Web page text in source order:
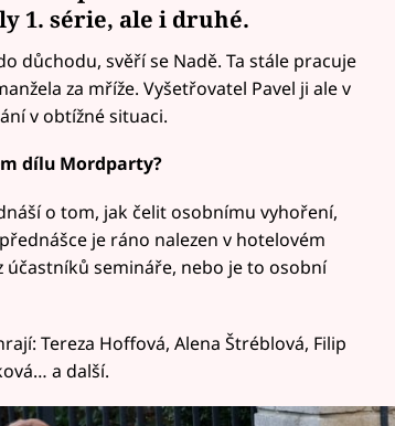
1. série, ale i druhé.
důchodu, svěří se Nadě. Ta stále pracuje
za mříže. Vyšetřovatel Pavel ji ale v
v obtížné situaci.
dílu Mordparty?
o tom, jak čelit osobnímu vyhoření,
je ráno nalezen v hotelovém
semináře, nebo je to osobní
Tereza Hoffová, Alena Štréblová, Filip
a další.